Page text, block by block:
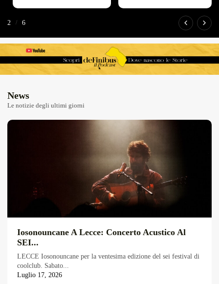
Overdrive Fest A Matino: Il...
2 / 6
News
Le notizie degli ultimi giorni
Iosonouncane A Lecce: Concerto Acustico Al
SEI...
LECCE Iosonouncane per la ventesima edizione del sei festival di
coolclub. Sabato...
Luglio 17, 2026